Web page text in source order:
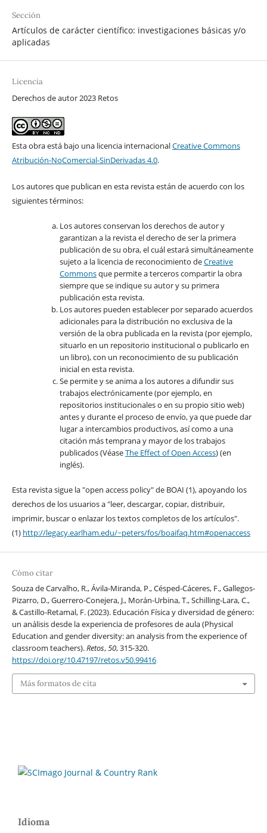
Sección
Artículos de carácter científico: investigaciones básicas y/o
aplicadas
Licencia
Derechos de autor 2023 Retos
Esta obra está bajo una licencia internacionalCreative Commons
Atribución-NoComercial-SinDerivadas 4.0.
Los autores que publican en esta revista están de acuerdo con los
siguientes términos:
Los autores conservan los derechos de autor y
garantizan a la revista el derecho de ser la primera
publicación de su obra, el cuál estará simultáneamente
sujeto a la licencia de reconocimiento deCreative
Commonsque permite a terceros compartir la obra
siempre que se indique su autor y su primera
publicación esta revista.
Los autores pueden establecer por separado acuerdos
adicionales para la distribución no exclusiva de la
versión de la obra publicada en la revista (por ejemplo,
situarlo en un repositorio institucional o publicarlo en
un libro), con un reconocimiento de su publicación
inicial en esta revista.
Se permite y se anima a los autores a difundir sus
trabajos electrónicamente (por ejemplo, en
repositorios institucionales o en su propio sitio web)
antes y durante el proceso de envío, ya que puede dar
lugar a intercambios productivos, así como a una
citación más temprana y mayor de los trabajos
publicados (VéaseThe Effect of Open Access) (en
inglés).
Esta revista sigue la "open access policy" de BOAI (1), apoyando los
derechos de los usuarios a "leer, descargar, copiar, distribuir,
imprimir, buscar o enlazar los textos completos de los artículos".
(1) http://legacy.earlham.edu/~peters/fos/boaifaq.htm#openaccess
Cómo citar
Souza de Carvalho, R., Ávila-Miranda, P., Césped-Cáceres, F., Gallegos-
Pizarro, D., Guerrero-Conejera, J., Morán-Urbina, T., Schilling-Lara, C.,
& Castillo-Retamal, F. (2023). Educación Física y diversidad de género:
un análisis desde la experiencia de profesores de aula (Physical
Education and gender diversity: an analysis from the experience of
classroom teachers).Retos,50, 315-320.
https://doi.org/10.47197/retos.v50.99416
Más formatos de cita
Idioma